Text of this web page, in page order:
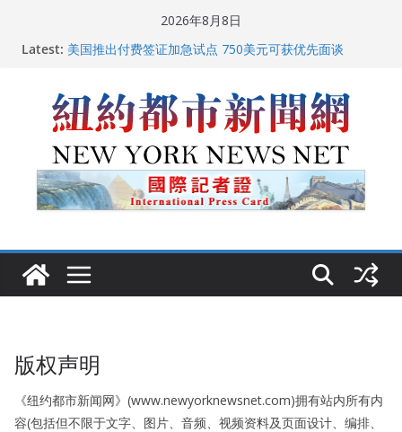
2026年8月8日
Latest: 美国推出付费签证加急试点 750美元可获优先面谈
人！
FBI联合纽约警方突袭多名警界高层住所 涉纽约警察局腐
败刑事调查
中国驻美国大使谢锋邀请美国老教师罗纳德·萨科尔斯基
再次访华
版权声明
《纽约都市新闻网》(www.newyorknewsnet.com)拥有站内所有内
容(包括但不限于文字、图片、音频、视频资料及页面设计、编排、